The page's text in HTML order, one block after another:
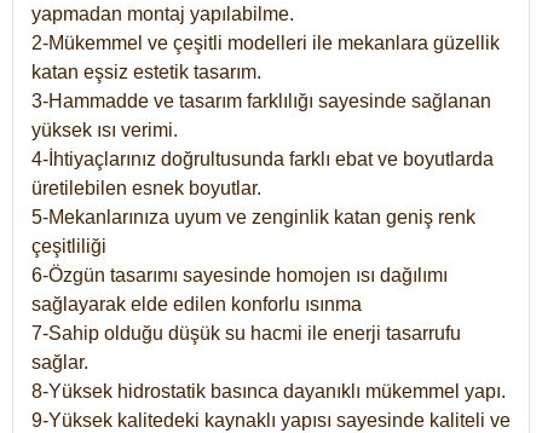
yapmadan montaj yapılabilme.
2-Mükemmel ve çeşitli modelleri ile mekanlara güzellik
katan eşsiz estetik tasarım.
3-Hammadde ve tasarım farklılığı sayesinde sağlanan
yüksek ısı verimi.
4-İhtiyaçlarınız doğrultusunda farklı ebat ve boyutlarda
üretilebilen esnek boyutlar.
5-Mekanlarınıza uyum ve zenginlik katan geniş renk
çeşitliliği
6-Özgün tasarımı sayesinde homojen ısı dağılımı
sağlayarak elde edilen konforlu ısınma
7-Sahip olduğu düşük su hacmi ile enerji tasarrufu
sağlar.
8-Yüksek hidrostatik basınca dayanıklı mükemmel yapı.
9-Yüksek kalitedeki kaynaklı yapısı sayesinde kaliteli ve